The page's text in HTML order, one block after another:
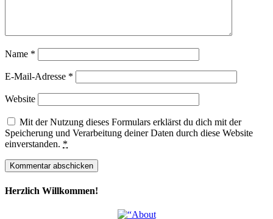
Name *
E-Mail-Adresse *
Website
Mit der Nutzung dieses Formulars erklärst du dich mit der
Speicherung und Verarbeitung deiner Daten durch diese Website
einverstanden. *
Herzlich Willkommen!